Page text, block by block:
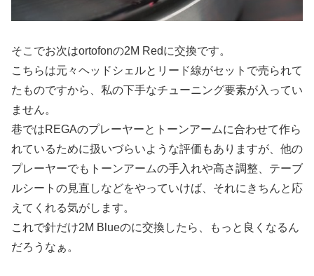
そこでお次はortofonの2M Redに交換です。
こちらは元々ヘッドシェルとリード線がセットで売られて
たものですから、私の下手なチューニング要素が入ってい
ません。
巷ではREGAのプレーヤーとトーンアームに合わせて作ら
れているために扱いづらいような評価もありますが、他の
プレーヤーでもトーンアームの手入れや高さ調整、テーブ
ルシートの見直しなどをやっていけば、それにきちんと応
えてくれる気がします。
これで針だけ2M Blueのに交換したら、もっと良くなるん
だろうなぁ。